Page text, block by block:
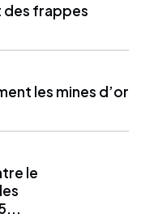
des frappes
les mines d’or
le